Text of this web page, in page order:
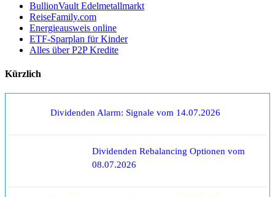
BullionVault Edelmetallmarkt
ReiseFamily.com
Energieausweis online
ETF-Sparplan für Kinder
Alles über P2P Kredite
Kürzlich
Dividenden Alarm: Signale vom 14.07.2026
Dividenden Rebalancing Optionen vom
08.07.2026